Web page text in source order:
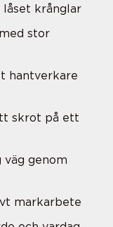
låset krånglar
stor
hantverkare
skrot på ett
genom
markarbete